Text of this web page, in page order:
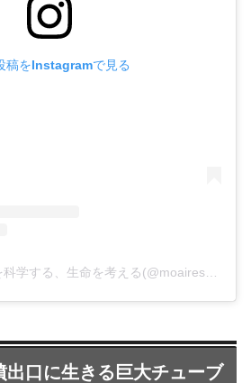
稿をInstagramで見る
口に生きる巨大チューブ